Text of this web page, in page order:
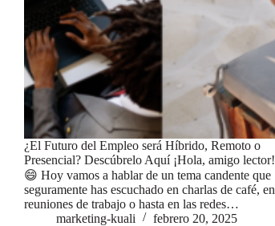
¿El Futuro del Empleo será Híbrido, Remoto o
Presencial? Descúbrelo Aquí ¡Hola, amigo lector!
😄 Hoy vamos a hablar de un tema candente que
seguramente has escuchado en charlas de café, en
reuniones de trabajo o hasta en las redes…
marketing-kuali
febrero 20, 2025